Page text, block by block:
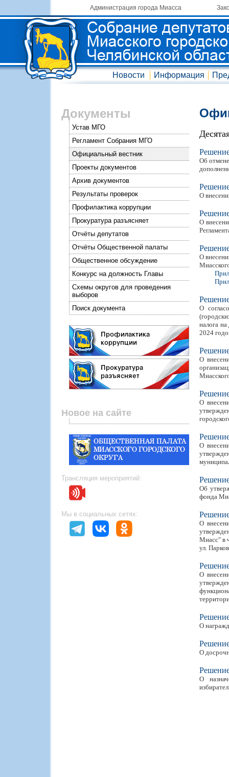
Администрация города Миасса
Новости Информация
Документы
Устав МГО
Регламент Собрания МГО
Официальный вестник
Проекты документов
Архив документов
Результаты проверок
Профилактика коррупции
Прокуратура разъясняет
Отчёты депутатов
Отчёты Общественной палаты
Общественное обсуждение
Конкурс на должность Главы
Схемы округов для проведения
выборов
Поиск документа
Новое на сайте
Трансляция мероприятий:
Мы в социальных сетях:
Об
О
О
О
О
налога
2024
О
О
О
Об
фонда
О
Миасс" в
ул.
О
О
О
О